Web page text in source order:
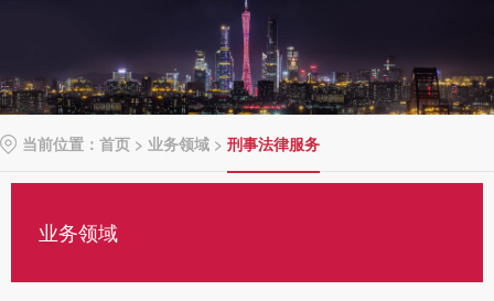
当前位置： 首页 > 业务领域 > 刑事法律服务
业务领域